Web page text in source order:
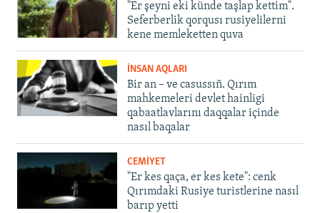
"Er şeyni eki künde taşlap kettim".
Seferberlik qorqusı rusiyelilerni
kene memleketten quva
İNSAN AQLARI
Bir an – ve casussıñ. Qırım
mahkemeleri devlet hainligi
qabaatlavlarını daqqalar içinde
nasıl baqalar
CEMİYET
"Er kes qaça, er kes kete": cenk
Qırımdaki Rusiye turistlerine nasıl
barıp yetti